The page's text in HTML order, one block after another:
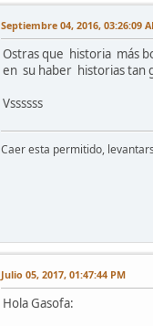
Septiembre 04, 2016, 03:26:09
Ostras que historia más
en su haber historias tan
Vssssss
Caer esta permitido,
Julio 05, 2017, 01:47:44 PM
Hola Gasofa: